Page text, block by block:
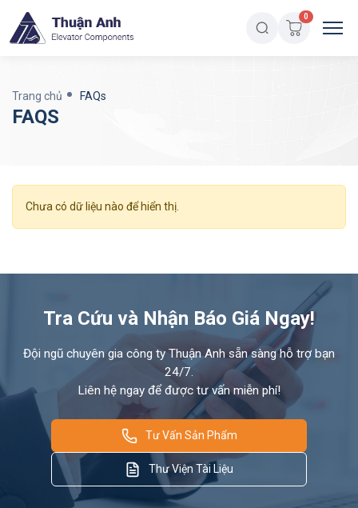
0
Trang chủ FAQs
FAQS
Chưa có dữ liệu nào để hiển thị.
Tra Cứu và Nhận Báo Giá Ngay!
Đội ngũ chuyên gia công ty Thuận Anh sẵn sàng hỗ trợ bạn
24/7.
Liên hệ ngay để được tư vấn miễn phí!
Tư Vấn Sản Phẩm
Thư Viện Tài Liệu